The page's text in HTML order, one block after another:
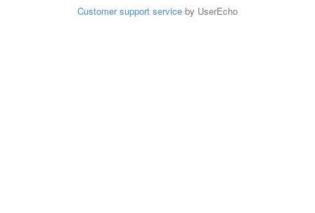
Customer support service by UserEcho